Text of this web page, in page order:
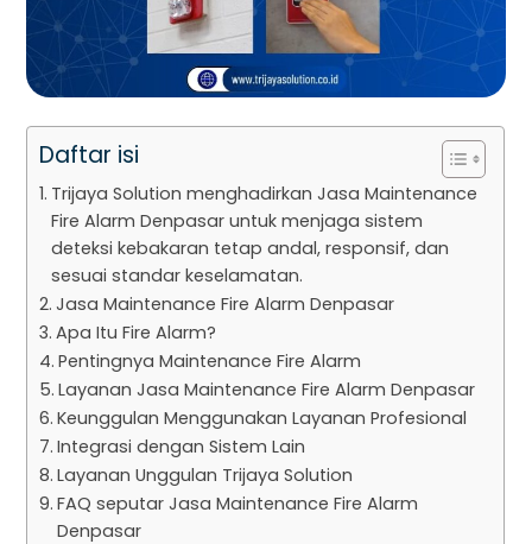
Daftar isi
Trijaya Solution menghadirkan Jasa Maintenance
Fire Alarm Denpasar untuk menjaga sistem
deteksi kebakaran tetap andal, responsif, dan
sesuai standar keselamatan.
Jasa Maintenance Fire Alarm Denpasar
Apa Itu Fire Alarm?
Pentingnya Maintenance Fire Alarm
Layanan Jasa Maintenance Fire Alarm Denpasar
Keunggulan Menggunakan Layanan Profesional
Integrasi dengan Sistem Lain
Layanan Unggulan Trijaya Solution
FAQ seputar Jasa Maintenance Fire Alarm
Denpasar